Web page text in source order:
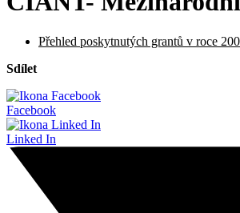
Přehled poskytnutých grantů v roce
Sdílet
Facebook
Linked In